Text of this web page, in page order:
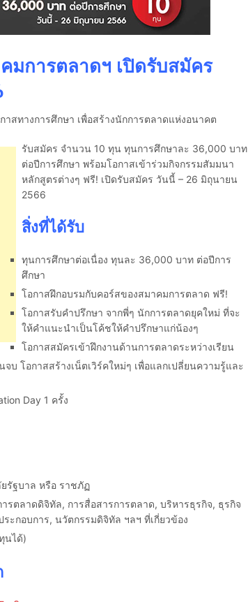
มการตลาดฯ เปิดรับสมัคร
าสทางการศึกษา เพื่อสร้างนักการตลาดแห่งอนาคต
รับสมัคร จำนวน 10 ทุน ทุนการศึกษาละ 36,000 บาท
ต่อปีการศึกษา พร้อมโอกาสเข้าร่วมกิจกรรมสัมมนา
หลักสูตรต่างๆ ฟรี! เปิดรับสมัคร วันนี้ – 26 มิถุนายน
2566
สิ่งที่ได้รับ
ทุนการศึกษาต่อเนื่อง ทุนละ 36,000 บาท ต่อปีการ
ศึกษา
โอกาสฝึกอบรมกับคอร์สของสมาคมการตลาด ฟรี!
โอกาสรับคำปรึกษา จากพี่ๆ นักการตลาดยุคใหม่ ที่จะ
ให้คำแนะนำเป็นโค้ชให้คำปรึกษาแก่น้องๆ
โอกาสสมัครเข้าฝึกงานด้านการตลาดระหว่างเรียน
บ โอกาสสร้างเน็ตเวิร์คใหม่ๆ เพื่อแลกเปลี่ยนความรู้และ
Day 1 ครั้ง
รัฐบาล หรือ ราชภัฏ
รตลาดดิจิทัล, การสื่อสารการตลาด, บริหารธุรกิจ, ธุรกิจ
ะกอบการ, นวัตกรรมดิจิทัล ฯลฯ ที่เกี่ยวข้อง
นได้)